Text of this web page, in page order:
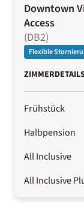
Downtown
Access
(DB2)
Flexible
Frühstück
Halbpension
All Inclusive
All Inclusive